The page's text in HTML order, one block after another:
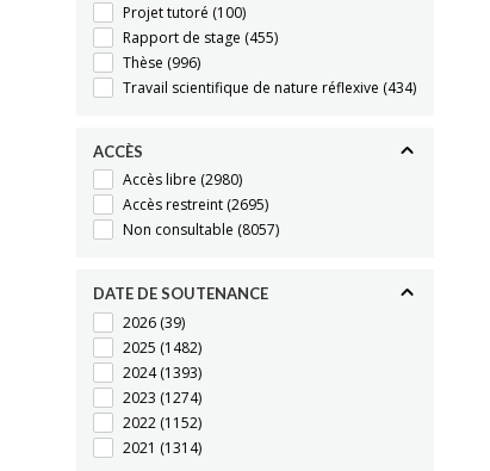
Projet tutoré (100)
Rapport de stage (455)
Thèse (996)
Travail scientifique de nature réflexive (434)
ACCÈS
Accès libre (2980)
Accès restreint (2695)
Non consultable (8057)
DATE DE SOUTENANCE
2026 (39)
2025 (1482)
2024(1393)
2023 (1274)
2022 (1152)
2021 (1314)